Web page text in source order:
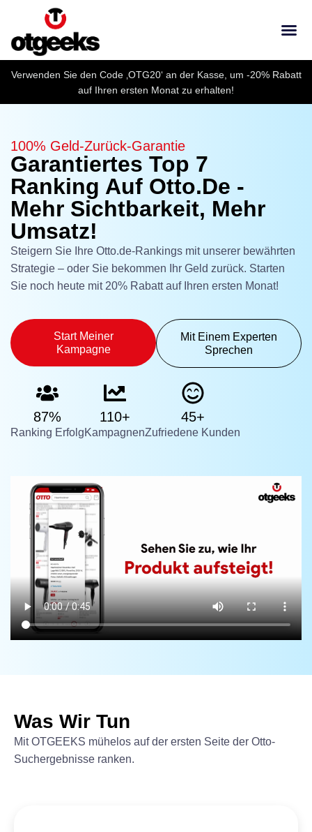
Verwenden Sie den Code ‚OTG20‘ an der Kasse, um -20% Rabatt
auf Ihren ersten Monat zu erhalten!
100% Geld-Zurück-Garantie
Garantiertes Top 7
Ranking Auf Otto.de -
Mehr Sichtbarkeit, Mehr
Umsatz!
Steigern Sie Ihre Otto.de-Rankings mit unserer bewährten
Strategie – oder Sie bekommen Ihr Geld zurück. Starten
Sie noch heute mit 20% Rabatt auf Ihren ersten Monat!
Start Meiner
Kampagne
Mit Einem Experten
Sprechen
87%
Ranking Erfolg
110+
Kampagnen
45+
Zufriedene Kunden
Was Wir Tun
Mit OTGEEKS mühelos auf der ersten Seite der Otto-
Suchergebnisse ranken.